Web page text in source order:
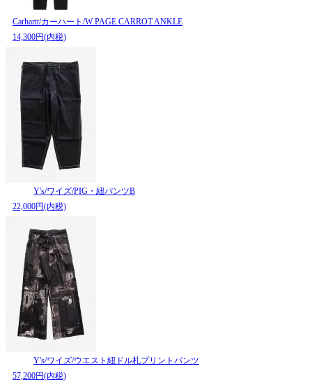
Carhartt/カーハート/W PAGE CARROT ANKLE
14,300円(内税)
Y's/ワイズ/PIG・紐パンツB
22,000円(内税)
Y's/ワイズ/ウエスト紐ドル札プリントパンツ
57,200円(内税)